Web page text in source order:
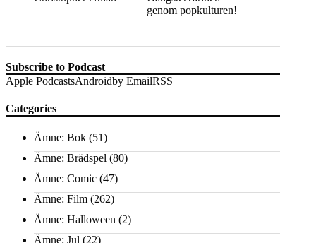
genom popkulturen!
Subscribe to Podcast
Apple PodcastsAndroidby EmailRSS
Categories
Ämne: Bok (51)
Ämne: Brädspel (80)
Ämne: Comic (47)
Ämne: Film (262)
Ämne: Halloween (2)
Ämne: Jul (22)